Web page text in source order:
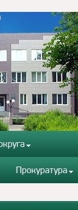
Прокуратура